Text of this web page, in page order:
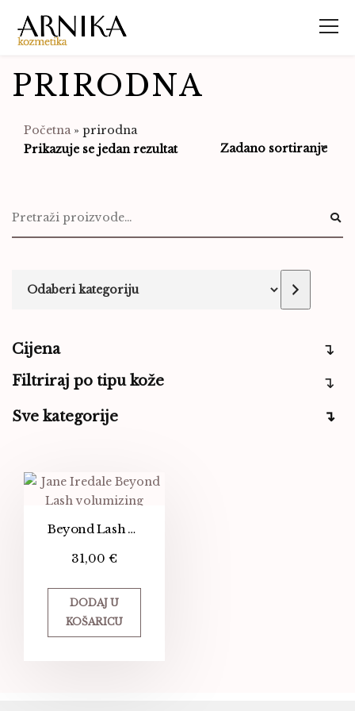
PRIRODNA
Početna» prirodna
Prikazuje se jedan rezultat
Cijena
Filtriraj po tipu kože
Sve kategorije
Beyond Lash Volumizing Mascara – Black Ink
31,00 €
DODAJ U
KOŠARICU